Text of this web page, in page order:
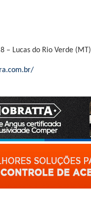
– Lucas do Rio Verde (MT)